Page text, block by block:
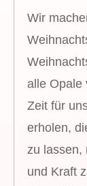
Wir
alle Opale
Zeit für
erholen,
zu lassen,
und Kraft